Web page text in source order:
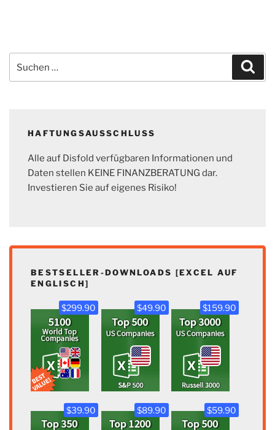
nach:
HAFTUNGSAUSSCHLUSS
Alle auf Disfold verfügbaren Informationen und
Daten stellen KEINE FINANZBERATUNG dar.
Investieren Sie auf eigenes Risiko!
BESTSELLER-DOWNLOADS [EXCEL AUF
ENGLISCH]
$299.90 $49.90 $159.90
$39.90 $89.90 $59.90